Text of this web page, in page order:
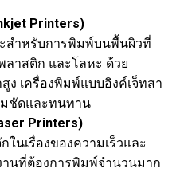
Printers)
สำหรับการพิมพ์บนพื้นผิวที่
ลาสติก และโลหะ ด้วย
ง เครื่องพิมพ์แบบอิงค์เจ็ทสา
ชัดและทนทาน
Printers)
ในเรื่องของความเร็วและ
านที่ต้องการพิมพ์จำนวนมาก